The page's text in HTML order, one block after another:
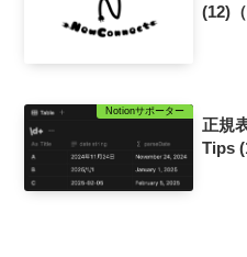
(12)
Notionサポーター
正規
Tips